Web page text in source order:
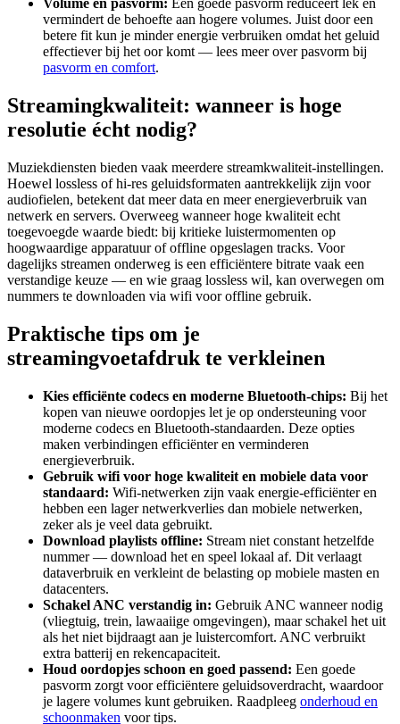
Volume en pasvorm: Een goede pasvorm reduceert lek en
vermindert de behoefte aan hogere volumes. Juist door een
betere fit kun je minder energie verbruiken omdat het geluid
effectiever bij het oor komt — lees meer over pasvorm bij
pasvorm en comfort.
Streamingkwaliteit: wanneer is hoge
resolutie écht nodig?
Muziekdiensten bieden vaak meerdere streamkwaliteit-instellingen.
Hoewel lossless of hi-res geluidsformaten aantrekkelijk zijn voor
audiofielen, betekent dat meer data en meer energieverbruik van
netwerk en servers. Overweeg wanneer hoge kwaliteit echt
toegevoegde waarde biedt: bij kritieke luistermomenten op
hoogwaardige apparatuur of offline opgeslagen tracks. Voor
dagelijks streamen onderweg is een efficiëntere bitrate vaak een
verstandige keuze — en wie graag lossless wil, kan overwegen om
nummers te downloaden via wifi voor offline gebruik.
Praktische tips om je
streamingvoetafdruk te verkleinen
Kies efficiënte codecs en moderne Bluetooth-chips: Bij het
kopen van nieuwe oordopjes let je op ondersteuning voor
moderne codecs en Bluetooth-standaarden. Deze opties
maken verbindingen efficiënter en verminderen
energieverbruik.
Gebruik wifi voor hoge kwaliteit en mobiele data voor
standaard: Wifi-netwerken zijn vaak energie-efficiënter en
hebben een lager netwerkverlies dan mobiele netwerken,
zeker als je veel data gebruikt.
Download playlists offline: Stream niet constant hetzelfde
nummer — download het en speel lokaal af. Dit verlaagt
dataverbruik en verkleint de belasting op mobiele masten en
datacenters.
Schakel ANC verstandig in: Gebruik ANC wanneer nodig
(vliegtuig, trein, lawaaiige omgevingen), maar schakel het uit
als het niet bijdraagt aan je luistercomfort. ANC verbruikt
extra batterij en rekencapaciteit.
Houd oordopjes schoon en goed passend: Een goede
pasvorm zorgt voor efficiëntere geluidsoverdracht, waardoor
je lagere volumes kunt gebruiken. Raadpleeg onderhoud en
schoonmaken voor tips.